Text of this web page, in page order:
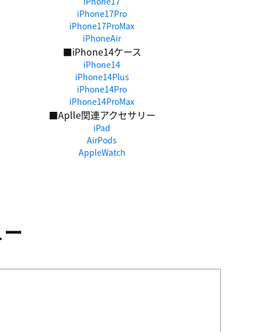
iPhone17Pro
iPhone17ProMax
iPhoneAir
■iPhone14ケース
iPhone14
iPhone14Plus
iPhone14Pro
iPhone14ProMax
■Aplle関連アクセサリー
iPad
AirPods
AppleWatch